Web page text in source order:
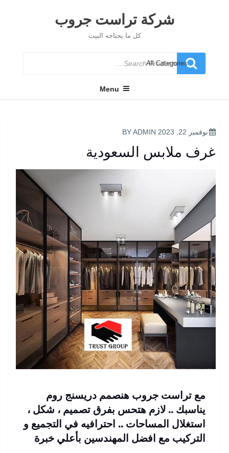
شركة تراست جروب
كل ما يحتاجه البيت
Search
for
Menu
POSTED
نوفمبر 22, 2023 ADMIN
غرف ملابس السعودية
مع تراست جروب هنصمم دريسنج روم
يناسبك .. لازم هتحس بفرق تصميم ، شكل ،
استغلال المساحات .. احترافيه في التجميع و
التركيب مع افضل المهندسين بأعلي خبرة